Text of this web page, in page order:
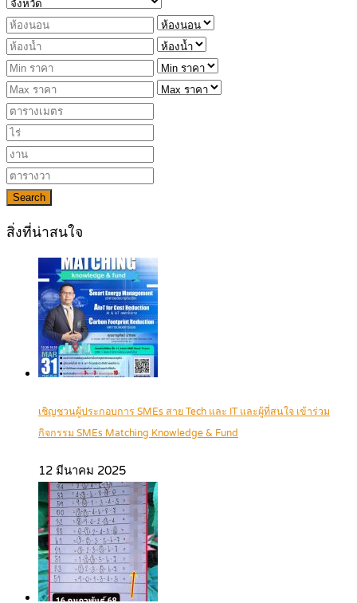
Search
สิ่งที่น่าสนใจ
เชิญชวนผู้ประกอบการ SMEs สาย Tech และ IT และผู้ที่สนใจ เข้าร่วม
กิจกรรม SMEs Matching Knowledge & Fund
12 มีนาคม 2025